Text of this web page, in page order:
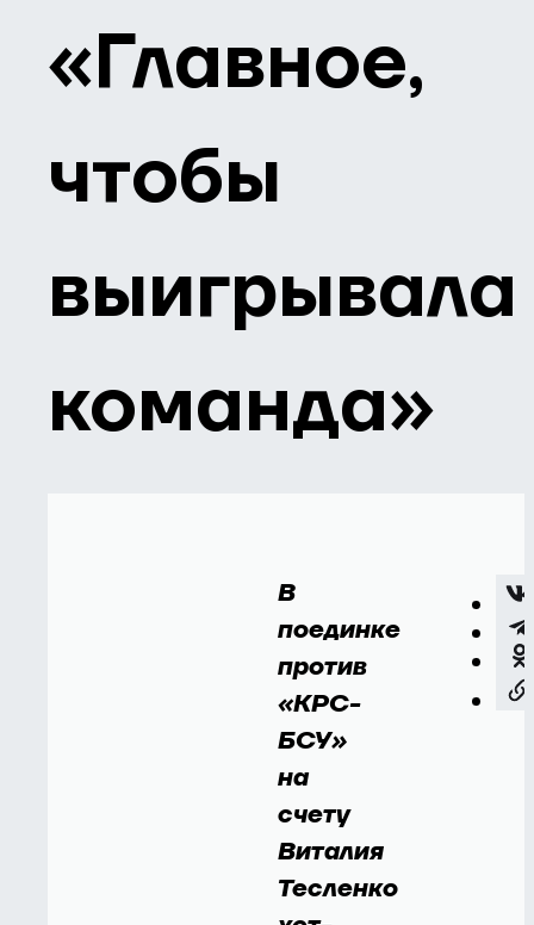
«Главное,
чтобы
выигрывала
команда»
В
поединке
против
«КРС-
БСУ»
на
счету
Виталия
Тесленко